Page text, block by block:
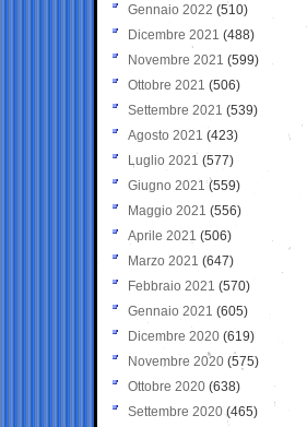
Gennaio 2022 (510)
Dicembre 2021 (488)
Novembre 2021 (599)
Ottobre 2021 (506)
Settembre 2021 (539)
Agosto 2021 (423)
Luglio 2021 (577)
Giugno 2021(559)
Maggio 2021 (556)
Aprile 2021 (506)
Marzo 2021 (647)
Febbraio 2021 (570)
Gennaio 2021 (605)
Dicembre 2020 (619)
Novembre 2020 (575)
Ottobre 2020 (638)
Settembre 2020(465)